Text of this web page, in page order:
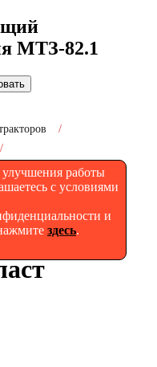
работы
с условиями
и
здесь.
МТЗ-82.1
/
/
сцепления